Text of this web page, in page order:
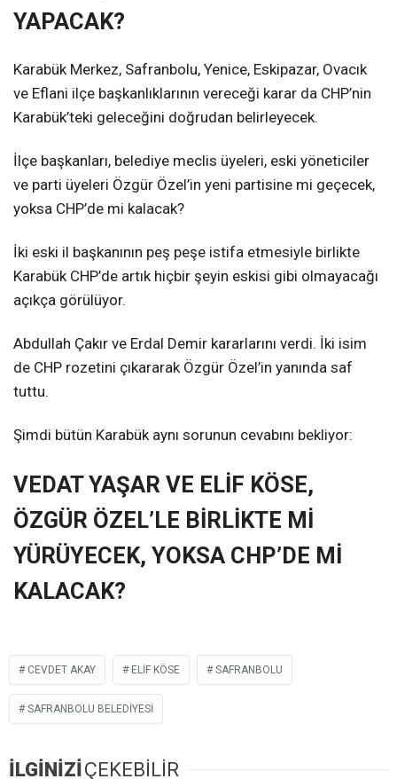
YAPACAK?
Karabük Merkez, Safranbolu, Yenice, Eskipazar, Ovacık
ve Eflani ilçe başkanlıklarının vereceği karar da CHP’nin
Karabük’teki geleceğini doğrudan belirleyecek.
İlçe başkanları, belediye meclis üyeleri, eski yöneticiler
ve parti üyeleri Özgür Özel’in yeni partisine mi geçecek,
yoksa CHP’de mi kalacak?
İki eski il başkanının peş peşe istifa etmesiyle birlikte
Karabük CHP’de artık hiçbir şeyin eskisi gibi olmayacağı
açıkça görülüyor.
Abdullah Çakır ve Erdal Demir kararlarını verdi. İki isim
de CHP rozetini çıkararak Özgür Özel’in yanında saf
tuttu.
Şimdi bütün Karabük aynı sorunun cevabını bekliyor:
VEDAT YAŞAR VE ELİF KÖSE,
ÖZGÜR ÖZEL’LE BİRLİKTE Mİ
YÜRÜYECEK, YOKSA CHP’DE Mİ
KALACAK?
CEVDET AKAY ELIF KÖSE SAFRANBOLU
SAFRANBOLU BELEDIYESI
İLGİNİZİÇEKEBİLİR